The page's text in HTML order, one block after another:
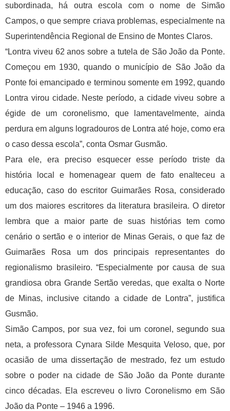
subordinada, há outra escola com o nome de Simão
Campos, o que sempre criava problemas, especialmente na
Superintendência Regional de Ensino de Montes Claros.
“Lontra viveu 62 anos sobre a tutela de São João da Ponte.
Começou em 1930, quando o município de São João da
Ponte foi emancipado e terminou somente em 1992, quando
Lontra virou cidade. Neste período, a cidade viveu sobre a
égide de um coronelismo, que lamentavelmente, ainda
perdura em alguns logradouros de Lontra até hoje, como era
o caso dessa escola”, conta Osmar Gusmão.
Para ele, era preciso esquecer esse período triste da
história local e homenagear quem de fato enalteceu a
educação, caso do escritor Guimarães Rosa, considerado
um dos maiores escritores da literatura brasileira. O diretor
lembra que a maior parte de suas histórias tem como
cenário o sertão e o interior de Minas Gerais, o que faz de
Guimarães Rosa um dos principais representantes do
regionalismo brasileiro. “Especialmente por causa de sua
grandiosa obra Grande Sertão veredas, que exalta o Norte
de Minas, inclusive citando a cidade de Lontra”, justifica
Gusmão.
Simão Campos, por sua vez, foi um coronel, segundo sua
neta, a professora Cynara Silde Mesquita Veloso, que, por
ocasião de uma dissertação de mestrado, fez um estudo
sobre o poder na cidade de São João da Ponte durante
cinco décadas. Ela escreveu o livro Coronelismo em São
João da Ponte – 1946 a 1996.